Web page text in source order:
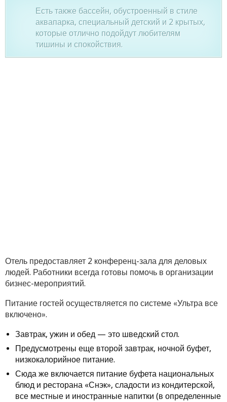
Есть также бассейн, обустроенный в стиле
аквапарка, специальный детский и 2 крытых,
которые отлично подойдут любителям
тишины и спокойствия.
Отель предоставляет 2 конференц-зала для деловых
людей. Работники всегда готовы помочь в организации
бизнес-мероприятий.
Питание гостей осуществляется по системе «Ультра все
включено».
Завтрак, ужин и обед — это шведский стол.
Предусмотрены еще второй завтрак, ночной буфет,
низкокалорийное питание.
Сюда же включается питание буфета национальных
блюд и ресторана «Снэк», сладости из кондитерской,
все местные и иностранные напитки (в определенные